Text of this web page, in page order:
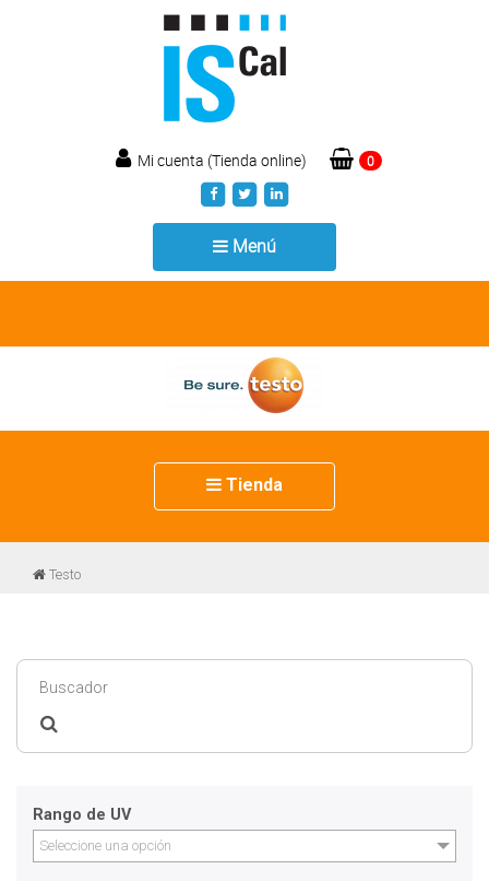
Mi cuenta (Tienda online) 0
Menú
navigation
Tienda
navigation
Testo
Rango de UV
Seleccione una opción